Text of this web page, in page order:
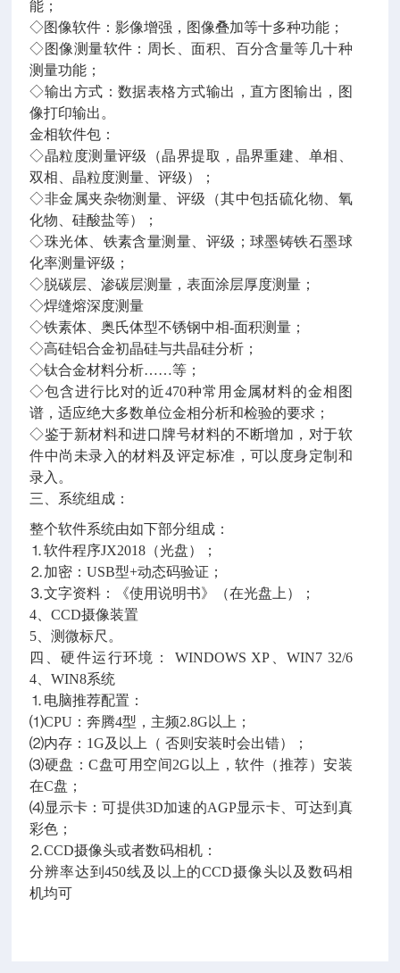
能；
◇图像软件：影像增强，图像叠加等十多种功能；
◇图像测量软件：周长、面积、百分含量等几十种
测量功能；
◇输出方式：数据表格方式输出，直方图输出，图
像打印输出。
金相软件包：
◇晶粒度测量评级（晶界提取，晶界重建、单相、
双相、晶粒度测量、评级）；
◇非金属夹杂物测量、评级（其中包括硫化物、氧
化物、硅酸盐等）；
◇珠光体、铁素含量测量、评级；球墨铸铁石墨球
化率测量评级；
◇脱碳层、渗碳层测量，表面涂层厚度测量；
◇焊缝熔深度测量
◇铁素体、奥氏体型不锈钢中相-面积测量；
◇高硅铝合金初晶硅与共晶硅分析；
◇钛合金材料分析……等；
◇包含进行比对的近470种常用金属材料的金相图
谱，适应绝大多数单位金相分析和检验的要求；
◇鉴于新材料和进口牌号材料的不断增加，对于软
件中尚未录入的材料及评定标准，可以度身定制和
录入。
三、系统组成：
整个软件系统由如下部分组成：
⒈软件程序JX2018（光盘）；
⒉加密：USB型+动态码验证；
⒊文字资料：《使用说明书》（在光盘上）；
4、CCD摄像装置
5、测微标尺。
四、硬件运行环境： WINDOWS XP、WIN7 32/6
4、WIN8系统
⒈电脑推荐配置：
⑴CPU：奔腾4型，主频2.8G以上；
⑵内存：1G及以上（ 否则安装时会出错）；
⑶硬盘：C盘可用空间2G以上，软件（推荐）安装
在C盘；
⑷显示卡：可提供3D加速的AGP显示卡、可达到真
彩色；
⒉CCD摄像头或者数码相机：
分辨率达到450线及以上的CCD摄像头以及数码相
机均可